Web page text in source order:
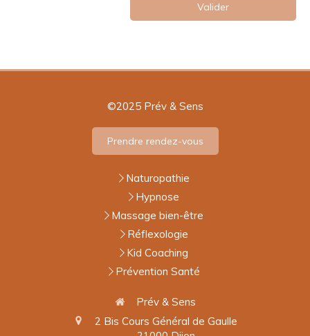
Valider
©2025 Prév & Sens
Prendre rendez-vous
Naturopathie
Hypnose
Massage bien-être
Réflexologie
Kid Coaching
Prévention Santé
Prév & Sens
2 Bis Cours Général de Gaulle